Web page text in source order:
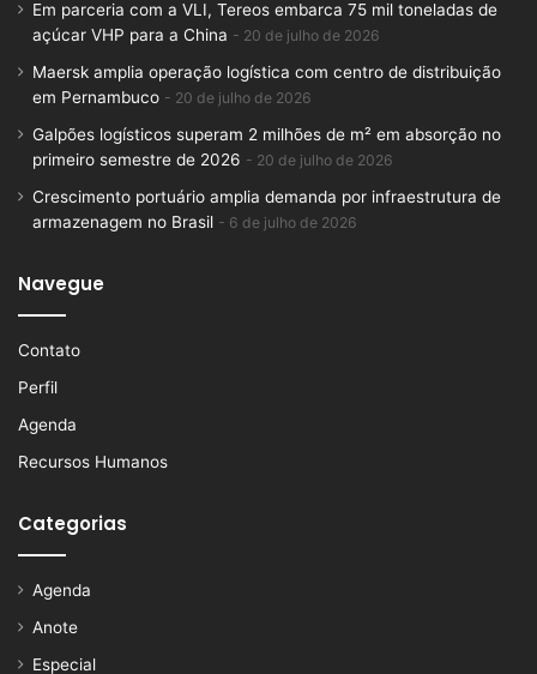
Em parceria com a VLI, Tereos embarca 75 mil toneladas de
açúcar VHP para a China
20 de julho de 2026
Maersk amplia operação logística com centro de distribuição
em Pernambuco
20 de julho de 2026
Galpões logísticos superam 2 milhões de m² em absorção no
primeiro semestre de 2026
20 de julho de 2026
Crescimento portuário amplia demanda por infraestrutura de
armazenagem no Brasil
6 de julho de 2026
Navegue
Contato
Perfil
Agenda
Recursos Humanos
Categorias
Agenda
Anote
Especial